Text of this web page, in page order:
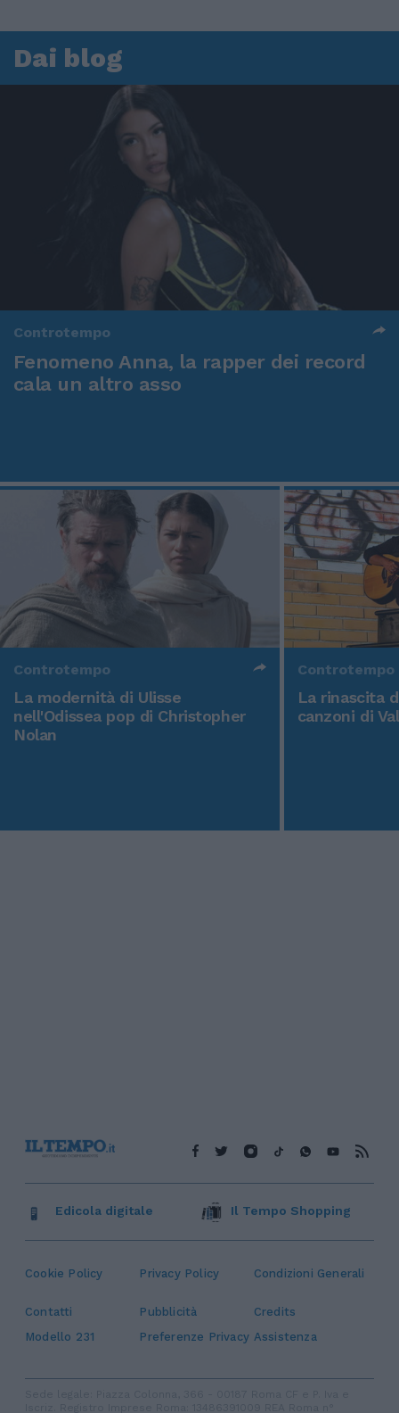
Dai blog
Controtempo
Fenomeno Anna, la rapper dei record
cala un altro asso
Controtempo
La modernità di Ulisse
nell'Odissea pop di Christopher
Nolan
Controtempo
La rinascita
canzoni di
Cookie Policy Privacy Policy Condizioni Generali
Contatti Pubblicità
Credits
Modello 231
Preferenze Privacy Assistenza
Edicola digitale Il Tempo Shopping